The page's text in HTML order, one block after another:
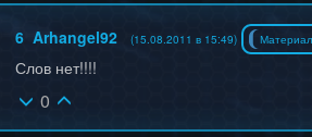
6 Arhangel92 (15.08.2011 в 15:49) Материал
Слов нет!!!!
0